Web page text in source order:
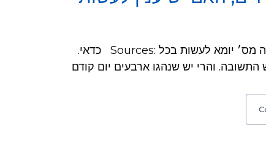
.כדאי Sources: אף שנהגו בער״ה, ובמט״א תקפא סמ״ט מהשל״ה מס׳ יומא לעשות בכל